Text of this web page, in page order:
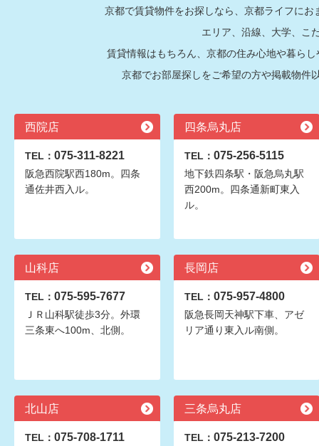
京都で賃貸物件をお探しなら、京都ライフに
エリア、沿線、大学、こ
賃貸情報はもちろん、京都の住み心地や暮ら
京都でお部屋探しをご希望の方や掲載物件
西院店
TEL： 075-311-8221
阪急西院駅西180m。四条
通佐井西入ル。
四条烏丸店
TEL： 075-256-5115
地下鉄四条駅・阪急烏丸駅
西200m。四条通新町東入
ル。
山科店
TEL： 075-595-7677
ＪＲ山科駅徒歩3分。外環
三条東へ100m、北側。
長岡店
TEL： 075-957-4800
阪急長岡天神駅下車、アゼ
リア通り東入ル南側。
北山店
TEL： 075-708-1711
三条烏丸店
TEL： 075-213-7200